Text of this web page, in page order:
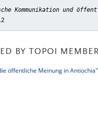
Kommunikation und
BY TOPOI
öffentliche Meinung in Antiochia"